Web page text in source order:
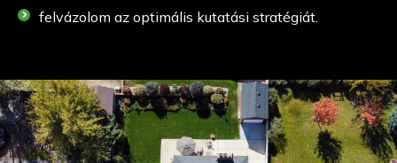
felvázolom az optimális kutatási stratégiát.